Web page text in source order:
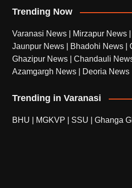
Trending Now
Varanasi News Mirzapur News
Jaunpur News
Bhadohi News
Ghazipur News
Chandauli
Azamgargh News
Deoria News
Trending in Varanasi
BHU MGKVP SSU Ghanga